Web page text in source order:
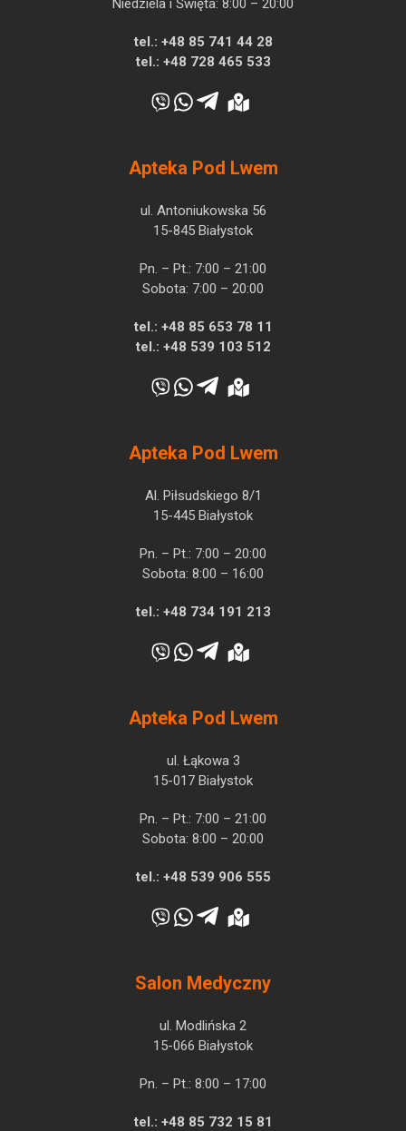
Niedziela i Święta: 8:00 – 20:00
tel.: +48 85 741 44 28
tel.: +48 728 465 533
Apteka Pod Lwem
ul. Antoniukowska 56
15-845 Białystok
Pn. – Pt.: 7:00 – 21:00
Sobota: 7:00 – 20:00
tel.: +48 85 653 78 11
tel.: +48 539 103 512
Apteka Pod Lwem
Al. Piłsudskiego 8/1
15-445 Białystok
Pn. – Pt.: 7:00 – 20:00
Sobota: 8:00 – 16:00
tel.: +48 734 191 213
Apteka Pod Lwem
ul. Łąkowa 3
15-017 Białystok
Pn. – Pt.: 7:00 – 21:00
Sobota: 8:00 – 20:00
tel.: +48 539 906 555
Salon Medyczny
ul. Modlińska 2
15-066 Białystok
Pn. – Pt.: 8:00 – 17:00
tel.: +48 85 732 15 81